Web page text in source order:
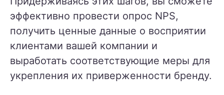
эффективно провести опрос NPS,
получить ценные данные о восприятии
клиентами вашей компании и
выработать соответствующие меры для
укрепления их приверженности бренду.